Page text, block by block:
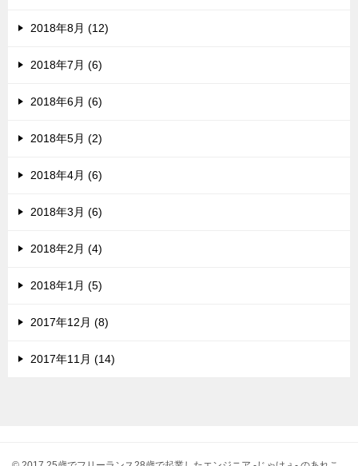
2018年8月 (12)
2018年7月 (6)
2018年6月 (6)
2018年5月 (2)
2018年4月 (6)
2018年3月 (6)
2018年2月 (4)
2018年1月 (5)
2017年12月 (8)
2017年11月 (14)